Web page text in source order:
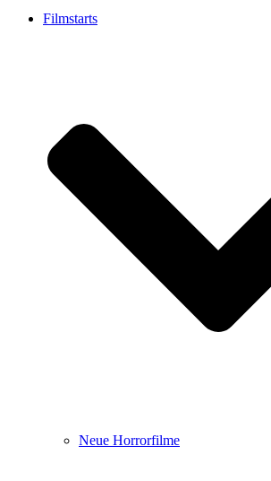
Filmstarts
Neue Horrorfilme